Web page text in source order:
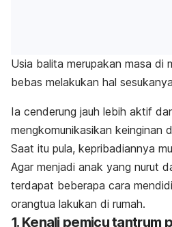
Usia balita merupakan masa di
bebas melakukan hal
Ia cenderung jauh lebih aktif
mengkomunikasikan keinginan
Saat itu pula, kepribadiannya
Agar menjadi anak yang nurut
terdapat beberapa cara
orangtua lakukan di rumah.
1. Kenali pemicu tantrum